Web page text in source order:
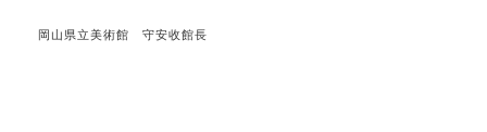
岡山県立美術館 守安收館長